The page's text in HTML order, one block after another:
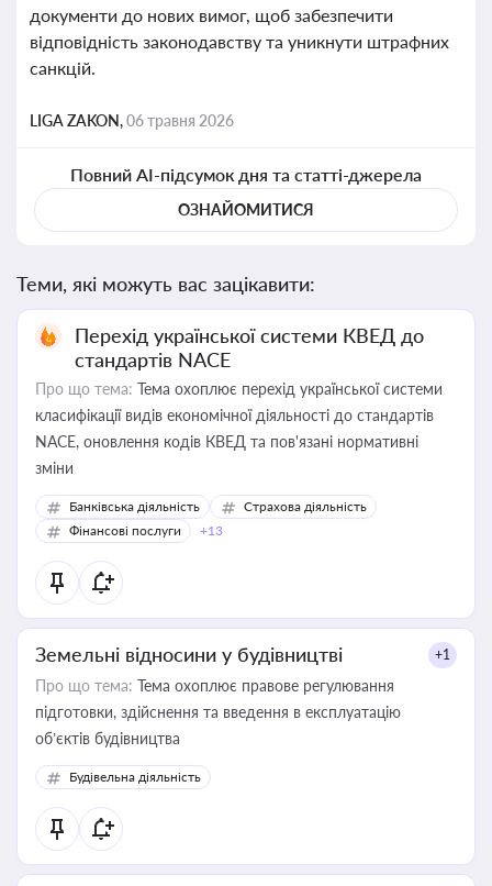
документи до нових вимог, щоб забезпечити
відповідність законодавству та уникнути штрафних
санкцій.
LIGA ZAKON,06 травня 2026
Повний AI-підсумок дня та статті-джерела
ОЗНАЙОМИТИСЯ
Теми, які можуть вас зацікавити:
Перехід української системи КВЕД до
стандартів NACE
Про що тема: Тема охоплює перехід української системи
класифікації видів економічної діяльності до стандартів
NACE, оновлення кодів КВЕД та пов'язані нормативні
зміни
Банківська діяльність
Страхова діяльність
Фінансові послуги
+13
Земельні відносини у будівництві +1
Про що тема: Тема охоплює правове регулювання
підготовки, здійснення та введення в експлуатацію
об’єктів будівництва
Будівельна діяльність